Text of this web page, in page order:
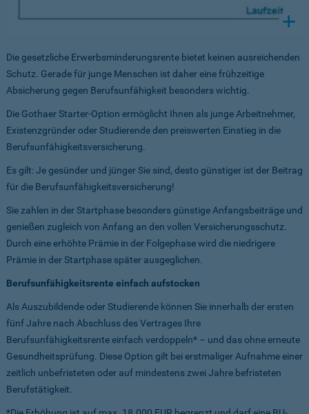
Die gesetzliche Erwerbsminderungsrente bietet keinen ausreichenden
Schutz. Gerade für junge Menschen ist daher eine frühzeitige
Absicherung gegen Berufsunfähigkeit besonders wichtig.
Die Gothaer Starter-Option ermöglicht Ihnen als junge Arbeitnehmer,
Existenzgründer oder Studierende den preiswerten Einstieg in die
Berufsunfähigkeitsversicherung.
Es gilt: Je gesünder und jünger Sie sind, desto günstiger ist der Beitrag
für die Berufsunfähigkeitsversicherung!
Sie zahlen in der Startphase besonders günstige Anfangsbeiträge und
genießen zugleich von Anfang an den vollen Versicherungsschutz.
Durch eine erhöhte Prämie in der Folgephase wird die niedrigere
Prämie in der Startphase später ausgeglichen.
Berufsunfähigkeitsrente einfach aufstocken
Als Auszubildende oder Studierende können Sie innerhalb der ersten
fünf Jahre nach Abschluss des Vertrages Ihre
Berufsunfähigkeitsrente einfach verdoppeln* – und das ohne erneute
Gesundheitsprüfung. Diese Option gilt bei erstmaliger Aufnahme einer
zeitlich unbefristeten oder auf mindestens zwei Jahre befristeten
Berufstätigkeit.